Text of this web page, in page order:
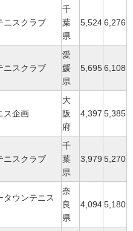
ニスクラブ
千
葉
県
5,5246,276
ニスクラブ
愛
媛
県
5,6956,108
ス企画
大
阪
府
4,397 5,385
ニスクラブ
千
葉
県
3,979 5,270
タウンテニス
奈
良
県
4,0945,180